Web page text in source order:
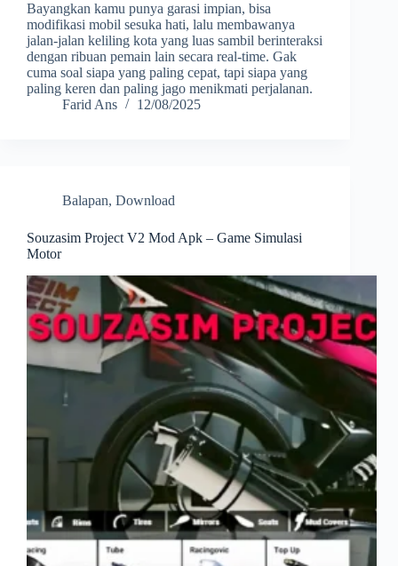
Bayangkan kamu punya garasi impian, bisa
modifikasi mobil sesuka hati, lalu membawanya
jalan-jalan keliling kota yang luas sambil berinteraksi
dengan ribuan pemain lain secara real-time. Gak
cuma soal siapa yang paling cepat, tapi siapa yang
paling keren dan paling jago menikmati perjalanan.
Farid Ans
12/08/2025
Balapan, Download
Souzasim Project V2 Mod Apk – Game Simulasi
Motor